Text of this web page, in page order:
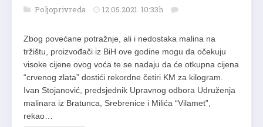
Poljoprivreda 12.05.2021. 10:33h
Zbog povećane potražnje, ali i nedostaka malina na
tržištu, proizvođači iz BiH ove godine mogu da očekuju
visoke cijene ovog voća te se nadaju da će otkupna cijena
“crvenog zlata” dostići rekordne četiri KM za kilogram.
Ivan Stojanović, predsjednik Upravnog odbora Udruženja
malinara iz Bratunca, Srebrenice i Milića “Vilamet”,
rekao…